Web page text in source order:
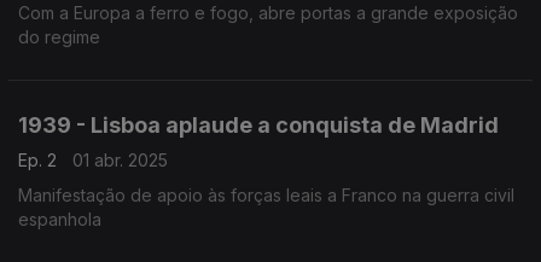
Com a Europa a ferro e fogo, abre portas a grande exposição
do regime
1939 - Lisboa aplaude a conquista de Madrid
Ep. 2
01 abr. 2025
Manifestação de apoio às forças leais a Franco na guerra civil
espanhola